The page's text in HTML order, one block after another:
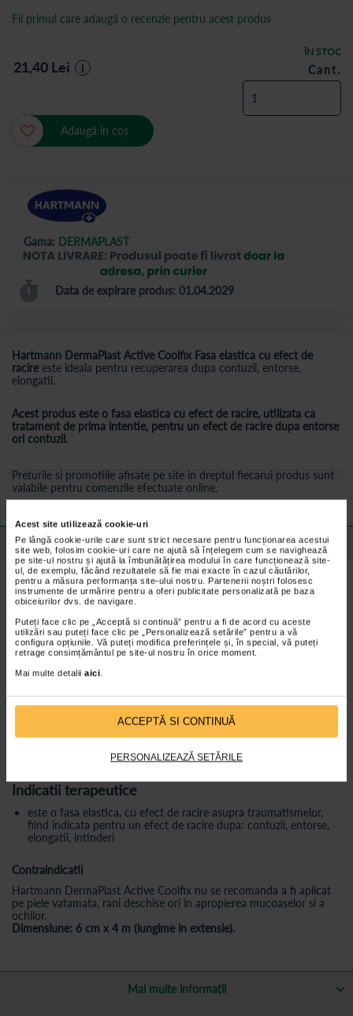
Acest site utilizează cookie-uri
Pe lângă cookie-urile care sunt strict necesare pentru funcționarea acestui
site web, folosim cookie-uri care ne ajută să înțelegem cum se navighează
pe site-ul nostru și ajută la îmbunătățirea modului în care funcționează site-
ul, de exemplu, făcând rezultatele să fie mai exacte în cazul căutărilor,
pentru a măsura performanța site-ului nostru. Partenerii noștri folosesc
instrumente de urmărire pentru a oferi publicitate personalizată pe baza
obiceiurilor dvs. de navigare.
Puteți face clic pe „Acceptă si continuă” pentru a fi de acord cu aceste
utilizări sau puteți face clic pe „Personalizează setările” pentru a vă
configura opțiunile. Vă puteți modifica preferințele și, în special, vă puteți
retrage consimțământul pe site-ul nostru în orice moment.
Mai multe detalii aici.
ACCEPTĂ SI CONTINUĂ
PERSONALIZEAZĂ SETĂRILE
Gama: DERMAPLAST
Data de expirare produs: 01.04.2029
Hartmann DermaPlast Active Coolfix Fasa elastica cu efect de
racire este ideala pentru recuperarea dupa contuzii, entorse,
elongatii.
Acest produs este o fasa elastica cu efect de racire, utilizata ca
tratament de prima intentie, pentru un efect de racire dupa entorse
ori contuzii.
ÎN STOC
Fii primul care adaugă o recenzie pentru acest produs
21,40 Lei i Cant.
Adaugă în coș
Preturile si promotiile afisate pe site in dreptul fiecarui produs sunt
valabile pentru comenzile efectuate online.
Detalii despre produs
Caracteristici fasa elastica cu efect de racire,
HartMann DermaPlast® ACTIVE Coolfix
Hartmann DermaPlast Active Coolfix Fasa elastica cu efect de
racirese aplica local, pe zona afectata pe care o raceste, diminuand
senzatia de durere si permite grabirea procesului de recuperare.
Este disponibila la bucata, avand dimensiunea de 6 cm x 4 m
(lungime in extensie).
A nu se aplica pe rani deschise, piele vatamata, sau in
apropierea ochilor si a mucoaselor.
Indicatii terapeutice
este o fasa elastica, cu efect de racire asupra traumatismelor,
fiind indicata pentru un efect de racire dupa: contuzii, entorse,
elongatii, intinderi
Contraindicatii
Hartmann DermaPlast Active Coolfix nu se recomanda a fi aplicat
pe piele vatamata, rani deschise ori in apropierea mucoaselor si a
ochilor.
Dimensiune: 6 cm x 4 m (lungime in extensie).
Mai multe informații